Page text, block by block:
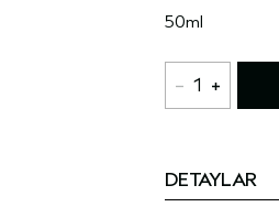
50ml
1
DETAYLAR